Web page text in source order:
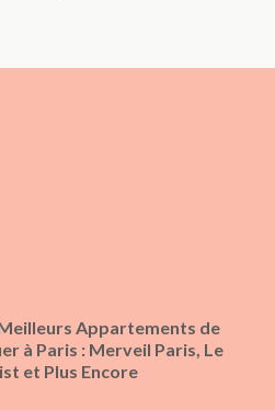
Appartements de
à Paris : Merveil Paris, Le
et Plus Encore